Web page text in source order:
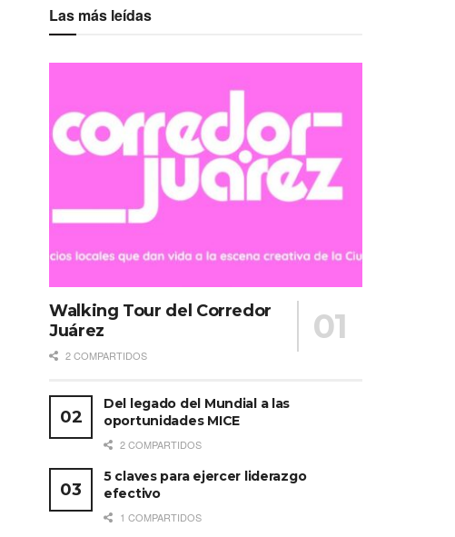
Las más leídas
Walking Tour del Corredor
Juárez
2 COMPARTIDOS
Del legado del Mundial a las
oportunidades MICE
2 COMPARTIDOS
5 claves para ejercer liderazgo
efectivo
1 COMPARTIDOS